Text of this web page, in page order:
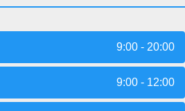
9:00 - 20:00
9:00 - 12:00